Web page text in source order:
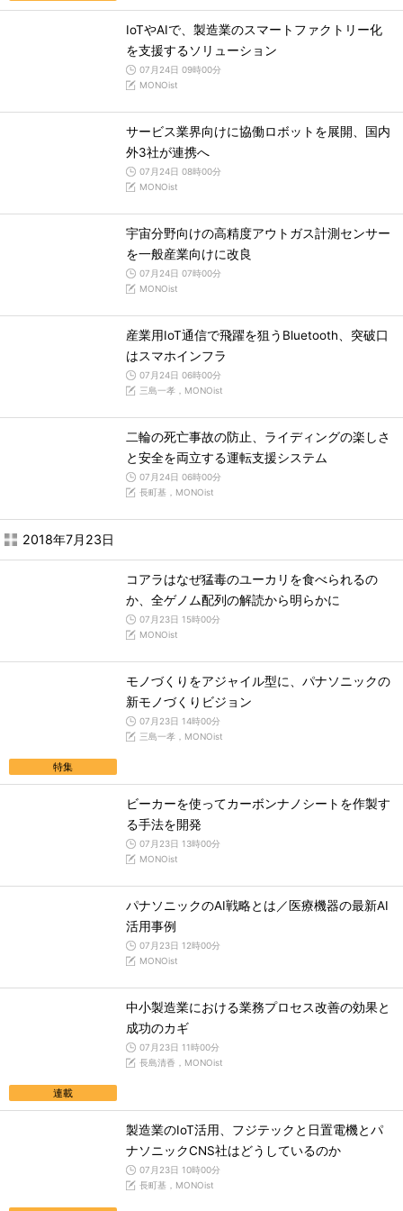
IoTやAIで、製造業のスマートファクトリー化
を支援するソリューション
07月24日 09時00分
MONOist
サービス業界向けに協働ロボットを展開、国内
外3社が連携へ
07月24日 08時00分
MONOist
宇宙分野向けの高精度アウトガス計測センサー
を一般産業向けに改良
07月24日 07時00分
MONOist
産業用IoT通信で飛躍を狙うBluetooth、突破口
はスマホインフラ
07月24日 06時00分
三島一孝，MONOist
二輪の死亡事故の防止、ライディングの楽しさ
と安全を両立する運転支援システム
07月24日 06時00分
長町基，MONOist
2018年7月23日
コアラはなぜ猛毒のユーカリを食べられるの
か、全ゲノム配列の解読から明らかに
07月23日 15時00分
MONOist
特集
モノづくりをアジャイル型に、パナソニックの
新モノづくりビジョン
07月23日 14時00分
三島一孝，MONOist
ビーカーを使ってカーボンナノシートを作製す
る手法を開発
07月23日 13時00分
MONOist
パナソニックのAI戦略とは／医療機器の最新AI
活用事例
07月23日 12時00分
MONOist
連載
中小製造業における業務プロセス改善の効果と
成功のカギ
07月23日 11時00分
長島清香，MONOist
製造業のIoT活用、フジテックと日置電機とパ
ナソニックCNS社はどうしているのか
07月23日 10時00分
長町基，MONOist